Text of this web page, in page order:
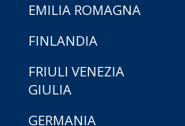
EMILIA ROMAGNA
FINLANDIA
FRIULI VENEZIA
GIULIA
GERMANIA